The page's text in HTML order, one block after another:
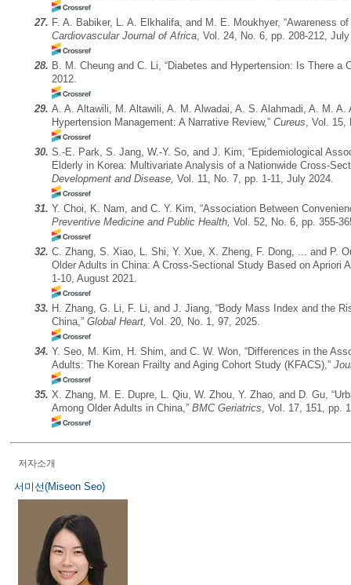
27. F. A. Babiker, L. A. Elkhalifa, and M. E. Moukhyer, “Awareness
Cardiovascular Journal of Africa, Vol. 24, No. 6, pp. 208-212,
28. B. M. Cheung and C. Li, “Diabetes and Hypertension: Is There a
2012.
29. A. A. Altawili, M. Altawili, A. M. Alwadai, A. S. Alahmadi, A. M.
Hypertension Management: A Narrative Review,” Cureus, Vol. 15,
30. S.-E. Park, S. Jang, W.-Y. So, and J. Kim, “Epidemiological
Elderly in Korea: Multivariate Analysis of a Nationwide Cross-
Development and Disease, Vol. 11, No. 7, pp. 1-11, July 2024.
31. Y. Choi, K. Nam, and C. Y. Kim, “Association Between
Preventive Medicine and Public Health, Vol. 52, No. 6, pp. 355-
32. C. Zhang, S. Xiao, L. Shi, Y. Xue, X. Zheng, F. Dong, ... and P.
Older Adults in China: A Cross-Sectional Study Based on Apriori
1-10, August 2021.
33. H. Zhang, G. Li, F. Li, and J. Jiang, “Body Mass Index and the
China,” Global Heart, Vol. 20, No. 1, 97, 2025.
34. Y. Seo, M. Kim, H. Shim, and C. W. Won, “Differences in the
Adults: The Korean Frailty and Aging Cohort Study (KFACS),”
35. X. Zhang, M. E. Dupre, L. Qiu, W. Zhou, Y. Zhao, and D. Gu,
Among Older Adults in China,” BMC Geriatrics, Vol. 17, 151, pp.
저자소개
서미선(Miseon Seo)